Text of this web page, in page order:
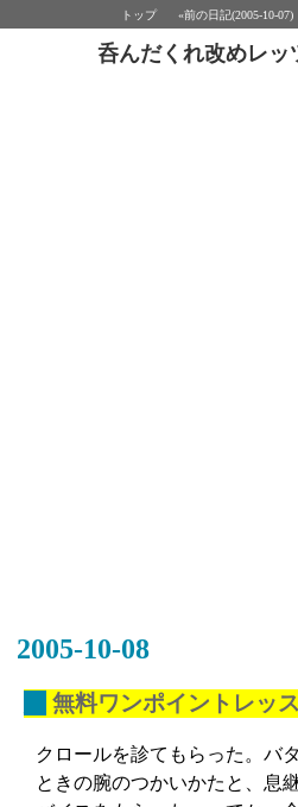
トップ «前の日記(2005-10-07)
呑んだくれ改めレッ
2005-10-08
無料ワンポイントレッ
クロールを診てもらった。バ
ときの腕のつかいかたと、息